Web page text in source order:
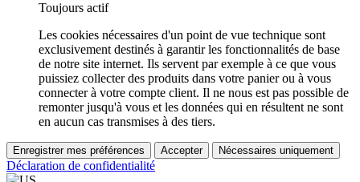
Toujours actif
Les cookies nécessaires d'un point de vue technique sont
exclusivement destinés à garantir les fonctionnalités de base
de notre site internet. Ils servent par exemple à ce que vous
puissiez collecter des produits dans votre panier ou à vous
connecter à votre compte client. Il ne nous est pas possible de
remonter jusqu'à vous et les données qui en résultent ne sont
en aucun cas transmises à des tiers.
Enregistrer mes préférences Accepter Nécessaires uniquement
Déclaration de confidentialité